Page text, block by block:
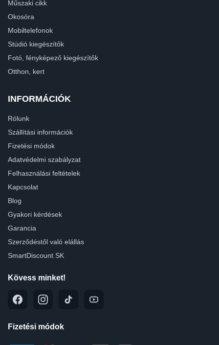
Műszaki cikk
Okosóra
Mobiltelefonok
Stúdió kiegészítők
Fotó, fényképező kiegészítők
Otthon, kert
INFORMÁCIÓK
Rólunk
Szállítási információk
Fizetési módok
Adatvédelmi szabályzat
Felhasználási feltételek
Kapcsolat
Blog
Gyakori kérdések
Garancia
Szerződéstől való elállás
SmartDiscount SK
Kövess minket!
Fizetési módok